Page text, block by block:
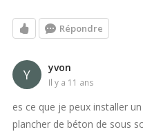
Répondre
Y yvon
il y a 11 ans
es ce que je peux installer
plancher de béton de sous